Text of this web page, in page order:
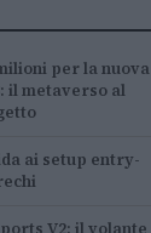
per la nuova
il metaverso al
ai setup entry-
V2: il volante